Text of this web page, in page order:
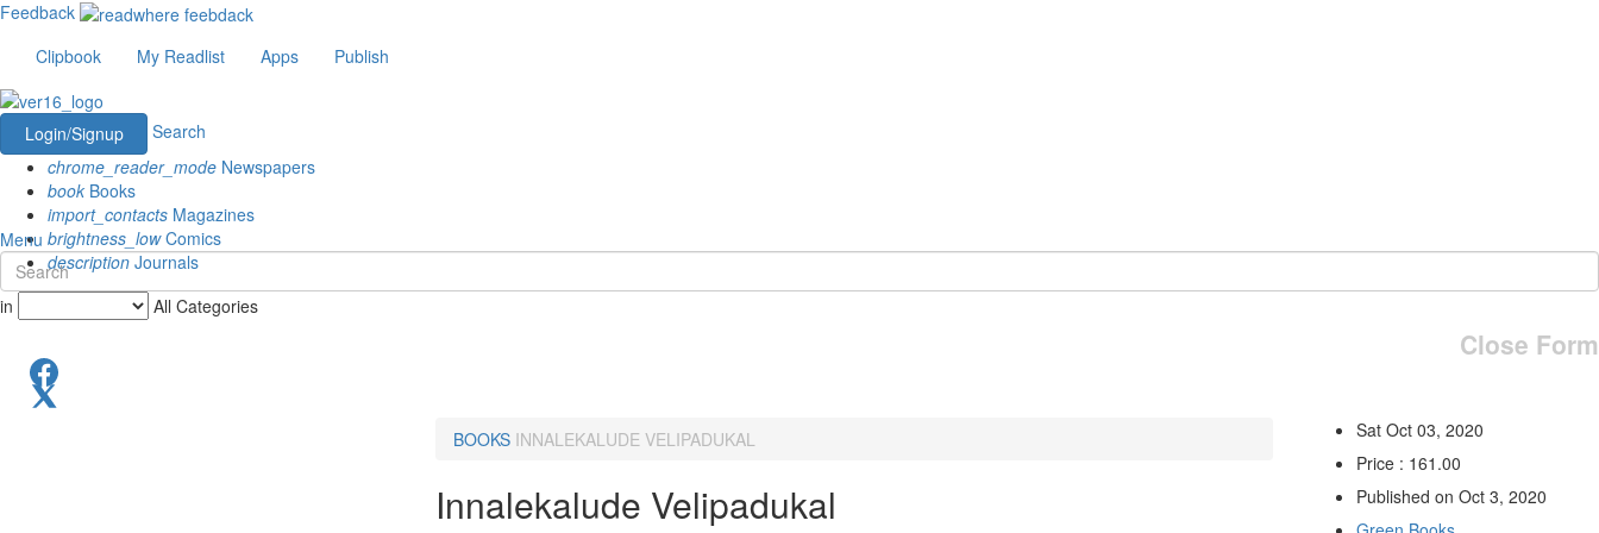
Feedback
Clipbook
My Readlist Apps Publish
Login/Signup
Search
chrome_reader_mode Newspapers
book Books
import_contacts Magazines
brightness_lowComics
description Journals
Menu
in All Categories
Close Form
BOOKS INNALEKALUDE VELIPADUKAL
Innalekalude Velipadukal
Sat Oct 03, 2020
Price : 161.00
Published on Oct 3, 2020